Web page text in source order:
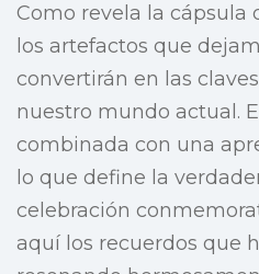
Como revela la cápsula
los artefactos que
convertirán en las
nuestro mundo actual.
combinada con una
lo que define la
celebración
aquí los recuerdos que